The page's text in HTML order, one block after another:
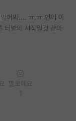
어봐.... ㅠ.ㅠ 언제 이
터널의 시작일것 같아